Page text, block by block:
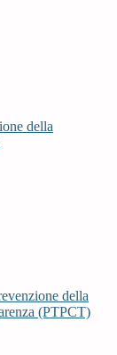
della
della
(PTPCT)